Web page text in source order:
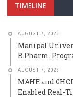
TIMELINE
AUGUST 7, 2026
Manipal
B.Pharm.
AUGUST 7, 2026
MAHE and
Enabled Real-